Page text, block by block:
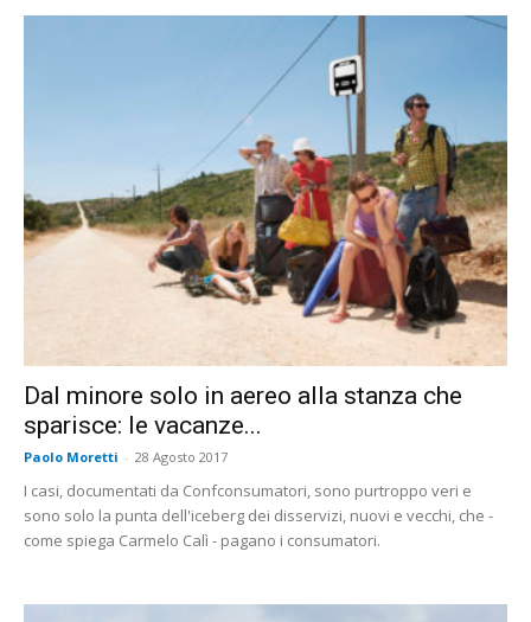
Dal minore solo in aereo alla stanza che
sparisce: le vacanze...
Paolo Moretti - 28 Agosto 2017
I casi, documentati da Confconsumatori, sono purtroppo veri e
sono solo la punta dell'iceberg dei disservizi, nuovi e vecchi, che -
come spiega Carmelo Calì - pagano i consumatori.